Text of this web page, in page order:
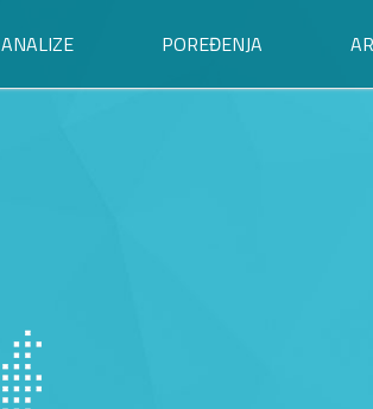
ANALIZE POREĐENJA